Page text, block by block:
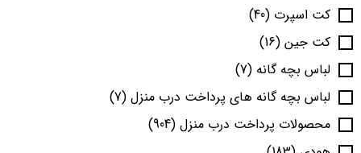
کت اسپرت (40)
کت جین (16)
لباس بچه گانه (7)
لباس بچه گانه های پرداخت درب منزل (7)
محصولات پرداخت درب منزل (904)